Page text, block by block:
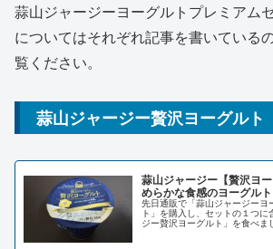
蒜山ジャージーヨーグルトプレミアム
についてはそれぞれ記事を書いている
覧ください。
蒜山ジャージー贅沢ヨーグルト
蒜山ジャージー【贅沢ヨ
めらかな食感のヨーグルト
先日通販で「蒜山ジャージーヨ
ト」を購入し、セットの１つ
ジー贅沢ヨーグルト」を食べま